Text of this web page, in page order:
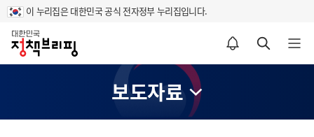
이 누리집은 대한민국 공식 전자정부 누리집입니다.
홈
알림설정 바로가기 검색 바로가기 메뉴 열기
보도자료